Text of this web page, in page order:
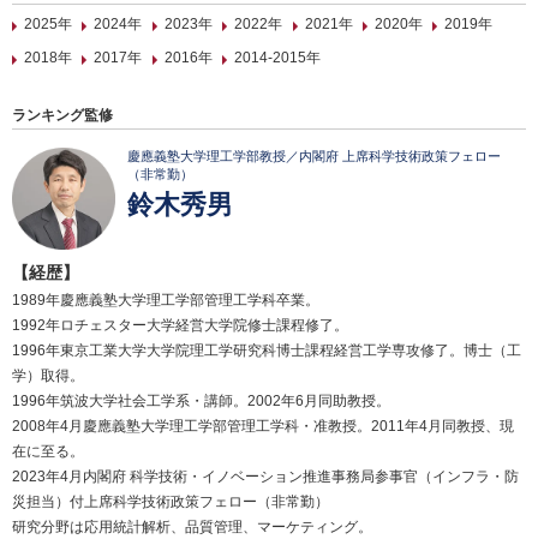
2025年
2024年 2023年 2022年 2021年 2020年
2019年
2018年
2017年 2016年 2014-2015年
ランキング監修
慶應義塾大学理工学部教授／内閣府 上席科学技術政策フェロー
（非常勤）
鈴木秀男
【経歴】
1989年慶應義塾大学理工学部管理工学科卒業。
1992年ロチェスター大学経営大学院修士課程修了。
1996年東京工業大学大学院理工学研究科博士課程経営工学専攻修了。博士（工
学）取得。
1996年筑波大学社会工学系・講師。2002年6月同助教授。
2008年4月慶應義塾大学理工学部管理工学科・准教授。2011年4月同教授、現
在に至る。
2023年4月内閣府 科学技術・イノベーション推進事務局参事官（インフラ・防
災担当）付上席科学技術政策フェロー（非常勤）
研究分野は応用統計解析、品質管理、マーケティング。